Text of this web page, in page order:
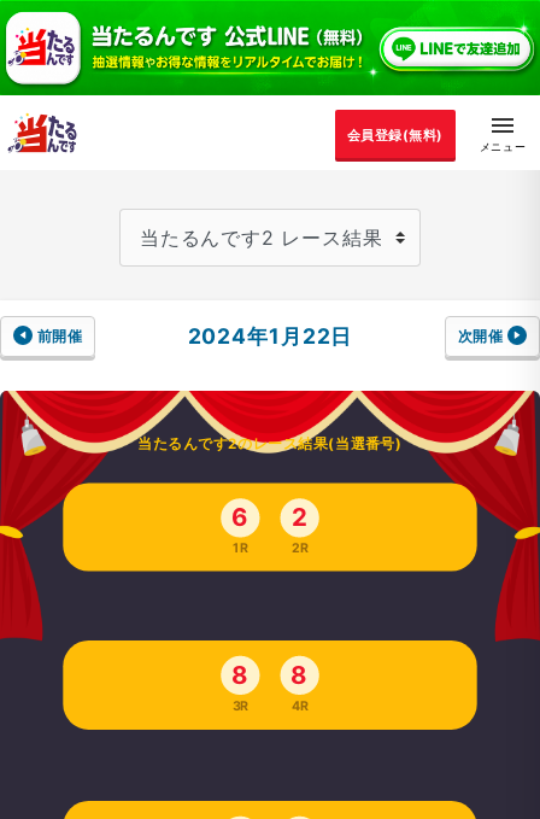
会員登録(無料)
前開催 2024年1月22日 次開催
当たるんです2のレース結果(当選番号)
6
1R
2
2R
8
3R
8
4R